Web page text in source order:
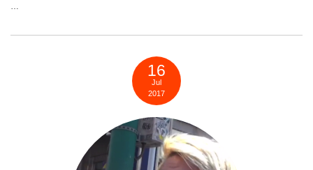
…
16
Jul
2017